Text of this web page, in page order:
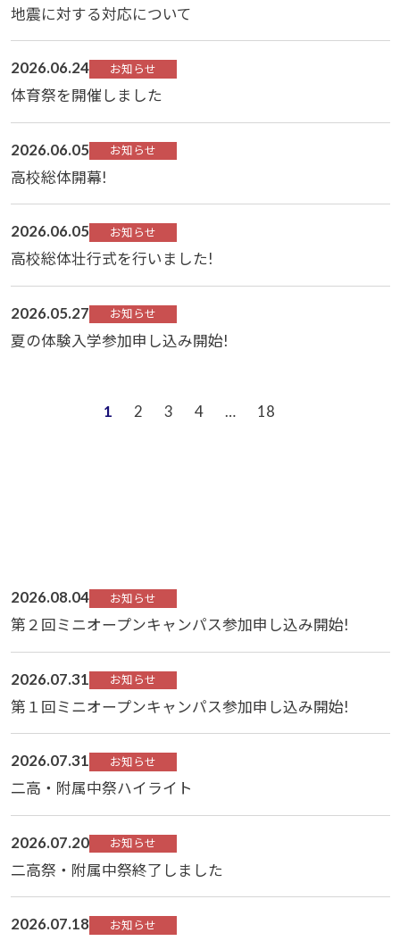
地震に対する対応について
2026.06.24 お知らせ
体育祭を開催しました
2026.06.05 お知らせ
高校総体開幕!
2026.06.05 お知らせ
高校総体壮行式を行いました!
2026.05.27 お知らせ
夏の体験入学参加申し込み開始!
1 2 3 4 … 18
2026.08.04 お知らせ
第２回ミニオープンキャンパス参加申し込み開始!
2026.07.31 お知らせ
第１回ミニオープンキャンパス参加申し込み開始!
2026.07.31 お知らせ
二高・附属中祭ハイライト
2026.07.20 お知らせ
二高祭・附属中祭終了しました
2026.07.18 お知らせ